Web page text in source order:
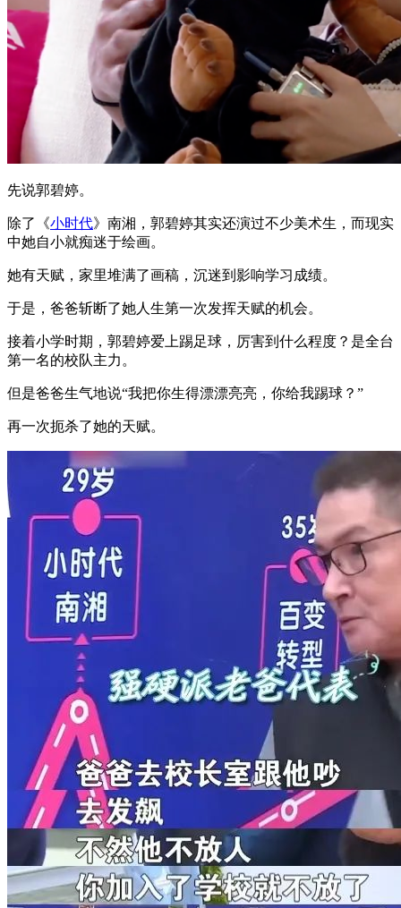
先说郭碧婷。
除了《小时代》南湘，郭碧婷其实还演过不少美术生，而现实
中她自小就痴迷于绘画。
她有天赋，家里堆满了画稿，沉迷到影响学习成绩。
于是，爸爸斩断了她人生第一次发挥天赋的机会。
接着小学时期，郭碧婷爱上踢足球，厉害到什么程度？是全台
第一名的校队主力。
但是爸爸生气地说“我把你生得漂漂亮亮，你给我踢球？”
再一次扼杀了她的天赋。